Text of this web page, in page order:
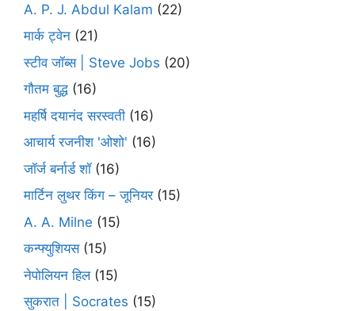
A. P. J. Abdul Kalam (22)
मार्क ट्वेन (21)
स्टीव जॉब्स | Steve Jobs (20)
गौतम बुद्ध (16)
महर्षि दयानंद सरस्वती (16)
आचार्य रजनीश 'ओशो' (16)
जॉर्ज बर्नार्ड शॉ(16)
मार्टिन लुथर किंग – जूनियर(15)
A. A. Milne (15)
कन्फ्युशियस(15)
नेपोलियन हिल(15)
सुकरात | Socrates (15)